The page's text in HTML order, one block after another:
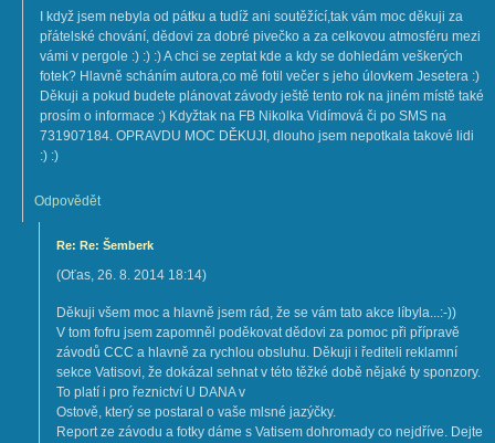
I když jsem nebyla od pátku a tudíž ani soutěžící,tak vám moc děkuji za
přátelské chování, dědovi za dobré pivečko a za celkovou atmosféru mezi
vámi v pergole :) :) :) A chci se zeptat kde a kdy se dohledám veškerých
fotek? Hlavně scháním autora,co mě fotil večer s jeho úlovkem Jesetera :)
Děkuji a pokud budete plánovat závody ještě tento rok na jiném místě také
prosím o informace :) Kdyžtak na FB Nikolka Vidímová či po SMS na
731907184. OPRAVDU MOC DĚKUJI, dlouho jsem nepotkala takové lidi
:) :)
Odpovědět
Re: Re: Šemberk
(Oťas, 26. 8. 2014 18:14)
Děkuji všem moc a hlavně jsem rád, že se vám tato akce líbyla...:-))
V tom fofru jsem zapomněl poděkovat dědovi za pomoc při přípravě
závodů CCC a hlavně za rychlou obsluhu. Děkuji i řediteli reklamní
sekce Vatisovi, že dokázal sehnat v této těžké době nějaké ty sponzory.
To platí i pro řeznictví U DANA v
Ostově, který se postaral o vaše mlsné jazýčky.
Report ze závodu a fotky dáme s Vatisem dohromady co nejdříve. Dejte